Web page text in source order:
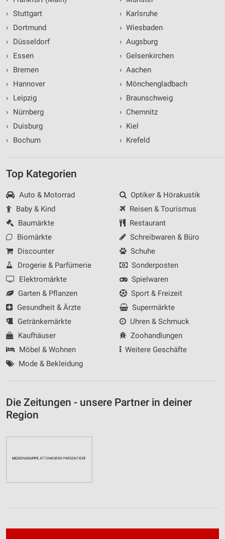
› Stuttgart
›
Dortmund
›
Düsseldorf
›
Essen
›
Bremen
›
Hannover
›
Leipzig
›
Nürnberg
›
Duisburg
›
Bochum
› Karlsruhe
› Wiesbaden
› Augsburg
› Gelsenkirchen
› Aachen
› Mönchengladbach
› Braunschweig
› Chemnitz
› Kiel
› Krefeld
Top Kategorien
Auto & Motorrad
Baby & Kind
Baumärkte
Biomärkte
Discounter
Drogerie & Parfümerie
Elektromärkte
Garten & Pflanzen
Gesundheit & Ärzte
Getränkemärkte
Kaufhäuser
Möbel & Wohnen
Mode & Bekleidung
Optiker & Hörakustik
Reisen & Tourismus
Restaurant
Schreibwaren & Büro
Schuhe
Sonderposten
Spielwaren
Sport & Freizeit
Supermärkte
Uhren & Schmuck
Zoohandlungen
Weitere Geschäfte
Die Zeitungen - unsere Partner in deiner
Region